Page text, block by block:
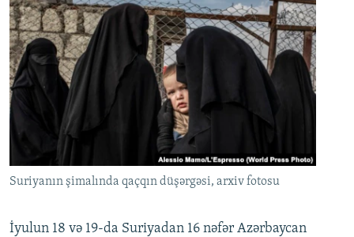
Suriyanın şimalında qaçqın düşərgəsi, arxiv fotosu
İyulun 18 və 19-da Suriyadan 16 nəfər Azərbaycan